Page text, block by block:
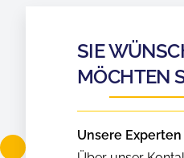
SIE
MÖCHTEN
Unsere